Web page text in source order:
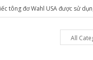
tông đơ Wahl USA được sử
All